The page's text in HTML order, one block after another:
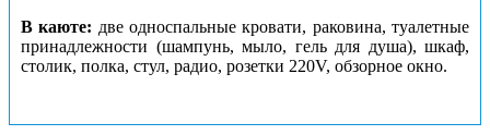
В каюте: две односпальные кровати, раковина, туалетные
принадлежности (шампунь, мыло, гель для душа), шкаф,
столик, полка, стул, радио, розетки 220V, обзорное окно.